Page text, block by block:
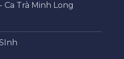
Ca Trà Minh Long